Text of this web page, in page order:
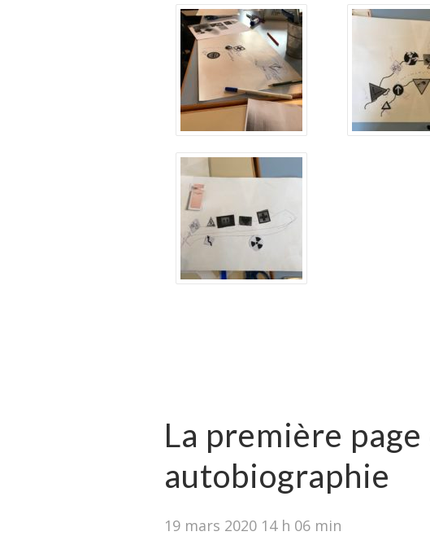
La première page
autobiographie
19 mars 2020 14 h 06 min